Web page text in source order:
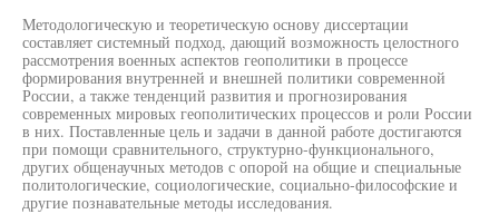
Методологическую и теоретическую основу диссертации
составляет системный подход, дающий возможность целостного
рассмотрения военных аспектов геополитики в процессе
формирования внутренней и внешней политики современной
России, а также тенденций развития и прогнозирования
современных мировых геополитических процессов и роли России
в них. Поставленные цель и задачи в данной работе достигаются
при помощи сравнительного, структурно-функционального,
других общенаучных методов с опорой на общие и специальные
политологические, социологические, социально-философские и
другие познавательные методы исследования.